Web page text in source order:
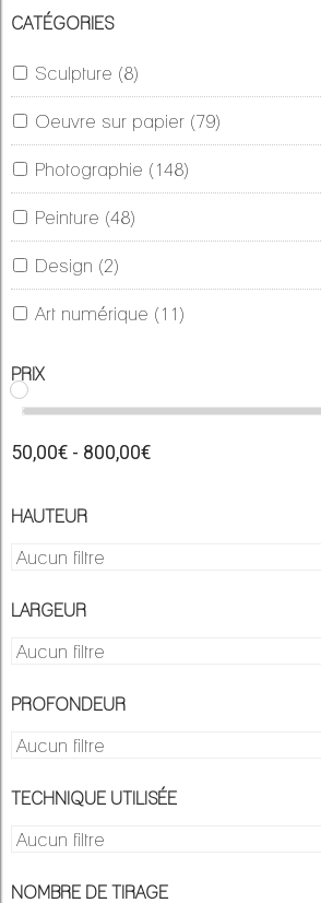
CATÉGORIES
Sculpture (8)
Oeuvre sur papier (79)
Photographie (148)
Peinture (48)
Design (2)
Art numérique (11)
PRIX
50,00€ - 800,00€
HAUTEUR
LARGEUR
PROFONDEUR
TECHNIQUE UTILISÉE
NOMBRE DE TIRAGE